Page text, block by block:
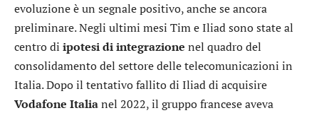
evoluzione è un segnale positivo, anche se ancora
preliminare. Negli ultimi mesi Tim e Iliad sono state al
centro di ipotesi di integrazione nel quadro del
consolidamento del settore delle telecomunicazioni in
Italia. Dopo il tentativo fallito di Iliad di acquisire
Vodafone Italianel 2022, il gruppo francese aveva